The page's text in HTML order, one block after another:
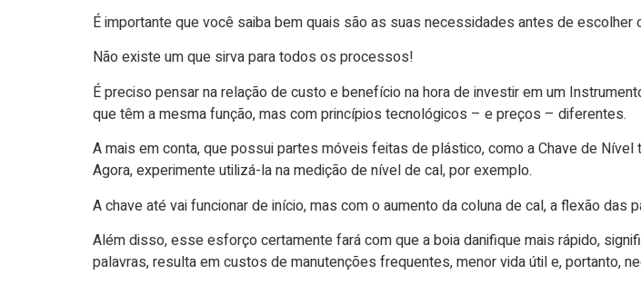
É importante que você saiba bem quais são as suas necessidades antes de
Não existe um que sirva para todos os processos!
É preciso pensar na relação de custo e benefício na hora de investir em um
que têm a mesma função, mas com princípios tecnológicos – e preços – diferentes.
A mais em conta, que possui partes móveis feitas de plástico, como a Chave de
Agora, experimente utilizá-la na medição de nível de cal, por exemplo.
A chave até vai funcionar de início, mas com o aumento da coluna de cal, a flexão
Além disso, esse esforço certamente fará com que a boia danifique mais rápido,
palavras, resulta em custos de manutenções frequentes, menor vida útil e, portanto,